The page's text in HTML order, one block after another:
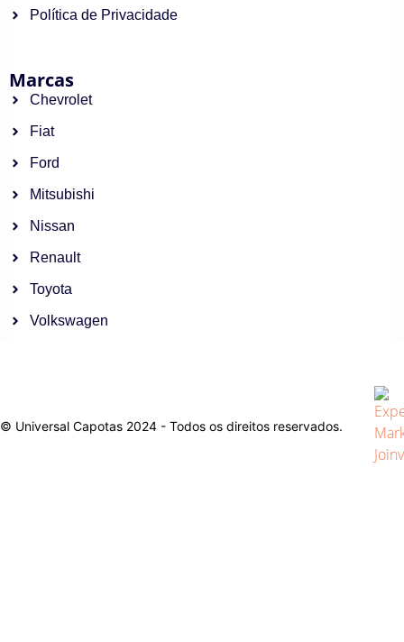
Política de Privacidade
Marcas
Chevrolet
Fiat
Ford
Mitsubishi
Nissan
Renault
Toyota
Volkswagen
© Universal Capotas 2024 - Todos os direitos reservados.